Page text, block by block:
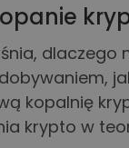
dlaczego
kopalnię
krypto w